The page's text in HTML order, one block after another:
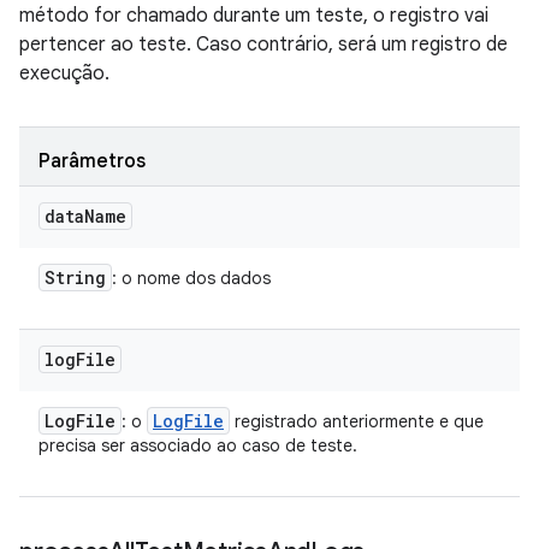
método for chamado durante um teste, o registro vai
pertencer ao teste. Caso contrário, será um registro de
execução.
Parâmetros
dataName
String : o nome dos dados
logFile
LogFile : o LogFile registrado anteriormente e que
precisa ser associado ao caso de teste.